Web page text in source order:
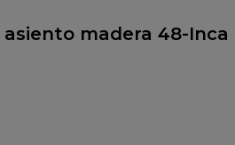
madera 48-Inca